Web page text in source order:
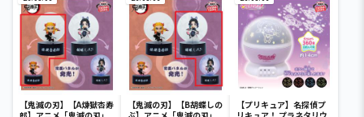
【鬼滅の刃】【A煉獄杏寿
【鬼滅の刃】【B胡蝶しの
【プリキュア】名探偵プ